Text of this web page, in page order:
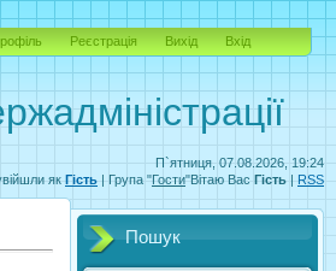
П`ятниця, 07.08.2026, 19:24
як Гість | Група "Гости"Вітаю Вас Гість | RSS
Реєстрація Вихід Вхід
Пошук